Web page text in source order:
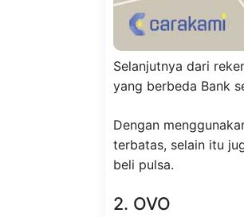
Selanjutnya dari
yang berbeda Bank
Dengan
terbatas, selain itu
beli pulsa.
2. OVO